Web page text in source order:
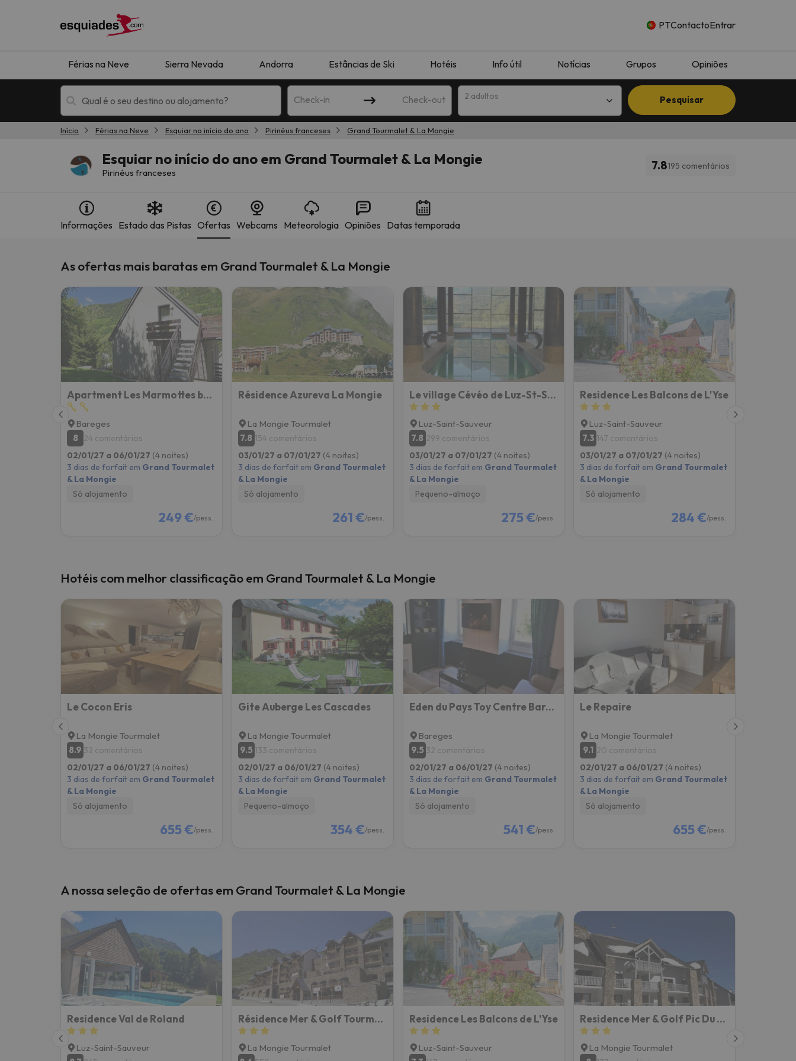
PTContactoEntrar
Férias na Neve Sierra Nevada Andorra Estâncias de Ski Hotéis Info útil Notícias Grupos Opiniões
Check-in Check-out 2 adultos Pesquisar
Férias na neve Hotéis de montanha
Bem, parece que o nosso Seeker perdeu o seu caminho. Assim que encontrar a sua bússola, estará de volta.
Início Férias na Neve Esquiar no início do ano Pirinéus franceses Grand Tourmalet & La Mongie
Esquiar no início do ano em Grand Tourmalet & La Mongie
Pirinéus franceses 7.8195 comentários
Informações Estado das Pistas Ofertas Webcams Meteorologia Opiniões Datas temporada
As ofertas mais baratas em Grand Tourmalet & La Mongie
Apartment Les Marmottes by Interhome
Bareges
8
24 comentários
02/01/27 a 06/01/27 (4 noites)
3 dias de forfait em Grand Tourmalet
& La Mongie
Só alojamento
249 €/pess.
Résidence Azureva La Mongie
La Mongie Tourmalet
7.8 154 comentários
03/01/27 a 07/01/27 (4 noites)
3 dias de forfait em Grand Tourmalet
& La Mongie
Só alojamento
261 €/pess.
Le village Cévéo de Luz-St-Sauveur
Luz-Saint-Sauveur
7.8 299 comentários
03/01/27 a 07/01/27 (4 noites)
3 dias de forfait em Grand Tourmalet
& La Mongie
Pequeno-almoço
275 €/pess.
Residence Les Balcons de L'Yse
Luz-Saint-Sauveur
7.3 147 comentários
03/01/27 a 07/01/27 (4 noites)
3 dias de forfait em Grand Tourmalet
& La Mongie
Só alojamento
284 €/pess.
Hotéis com melhor classificação em Grand Tourmalet & La Mongie
Le Cocon Eris
La Mongie Tourmalet
8.9 32 comentários
02/01/27 a 06/01/27 (4 noites)
3 dias de forfait em Grand Tourmalet
& La Mongie
Só alojamento
655 €/pess.
Gite Auberge Les Cascades
La Mongie Tourmalet
9.5 133 comentários
02/01/27 a 06/01/27 (4 noites)
3 dias de forfait em Grand Tourmalet
& La Mongie
Pequeno-almoço
354 €/pess.
Eden du Pays Toy Centre Bareges -établissement 3 étoiles
Bareges
9.5 32 comentários
02/01/27 a 06/01/27 (4 noites)
3 dias de forfait em Grand Tourmalet
& La Mongie
Só alojamento
541 €/pess.
Le Repaire
La Mongie Tourmalet
9.1 20 comentários
02/01/27 a 06/01/27 (4 noites)
3 dias de forfait em Grand Tourmalet
& La Mongie
Só alojamento
655 €/pess.
A nossa seleção de ofertas em Grand Tourmalet & La Mongie
Residence Val de Roland
Luz-Saint-Sauveur
Résidence Mer & Golf Tourmalet
La Mongie Tourmalet
Residence Les Balcons de L'Yse
Luz-Saint-Sauveur
Residence Mer & Golf Pic Du Midi
La Mongie Tourmalet